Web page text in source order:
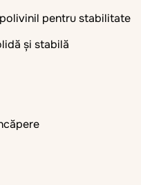
pentru stabilitate
și stabilă